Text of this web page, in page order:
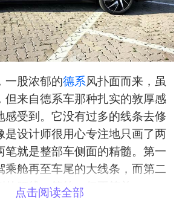
一股浓郁的德系风扑面而来，虽
但来自德系车那种扎实的敦厚感
感受到。它没有过多的线条去修
是设计师很用心专注地只画了两
笔就是整部车侧面的精髓。第一
乘舱再至车尾的大线条，而第二
的腰线。简约，但不简单。
点击阅读全部